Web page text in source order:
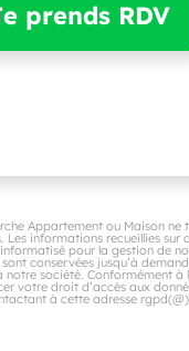
Appartement ou Maison ne
Les informations recueillies sur
pour la gestion de
conservées jusqu’à
notre société. Conformément
votre droit d’accès aux
à cette adresse